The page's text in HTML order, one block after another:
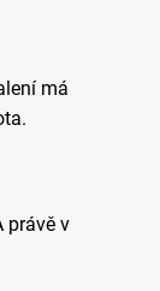
má
právě v